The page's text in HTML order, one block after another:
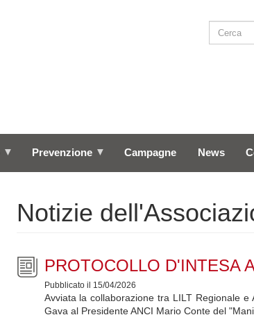
Prevenzione Campagne News
Notizie
PROTOCOLLO D'INTESA
Pubblicato il 15/04/2026
Avviata la collaborazione tra LILT Regionale
Gava al Presidente ANCI Mario Conte del